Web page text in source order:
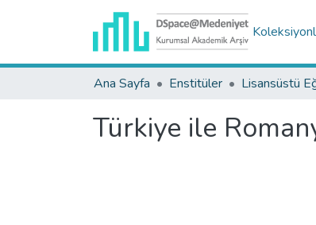
Ana Sayfa Enstitüler
Türkiye ile